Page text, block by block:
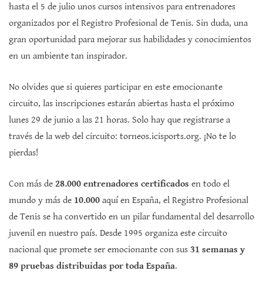
hasta el 5 de julio unos cursos intensivos para entrenadores
organizados por el Registro Profesional de Tenis. Sin duda, una
gran oportunidad para mejorar sus habilidades y conocimientos
en un ambiente tan inspirador.
No olvides que si quieres participar en este emocionante
circuito, las inscripciones estarán abiertas hasta el próximo
lunes 29 de junio a las 21 horas. Solo hay que registrarse a
través de la web del circuito: torneos.icisports.org. ¡No te lo
pierdas!
Con más de 28.000 entrenadores certificados en todo el
mundo y más de 10.000 aquí en España, el Registro Profesional
de Tenis se ha convertido en un pilar fundamental del desarrollo
juvenil en nuestro país. Desde 1995 organiza este circuito
nacional que promete ser emocionante con sus 31 semanas y
89 pruebas distribuidas por toda España.